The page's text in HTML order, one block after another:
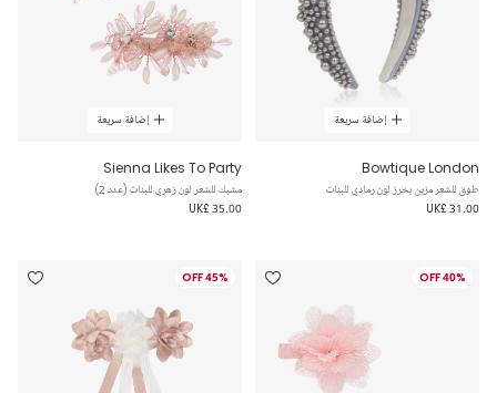
إضافة سريعة
Bowtique London
طوق للشعر مزين بخرز لون رمادي للبنات
UK£ 31.00
إضافة سريعة
Sienna Likes To Party
مشبك للشعر لون زهري للبنات (عدد 2)
UK£ 35.00
40% OFF
45% OFF